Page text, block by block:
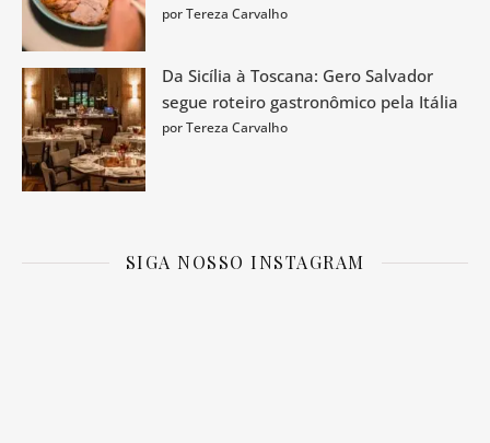
por Tereza Carvalho
Da Sicília à Toscana: Gero Salvador
segue roteiro gastronômico pela Itália
por Tereza Carvalho
SIGA NOSSO INSTAGRAM